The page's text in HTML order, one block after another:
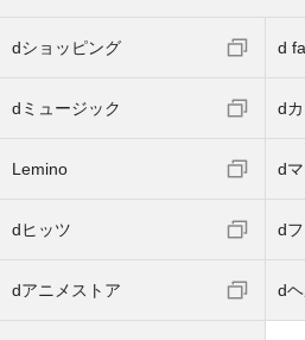
dショッピング d
dミュージック d
Lemino d
dヒッツ d
dアニメストア d